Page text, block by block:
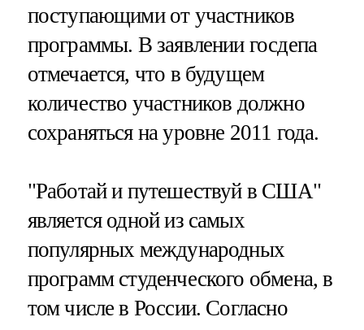
поступающими от участников
программы. В заявлении госдепа
отмечается, что в будущем
количество участников должно
сохраняться на уровне 2011 года.
"Работай и путешествуй в США"
является одной из самых
популярных международных
программ студенческого обмена, в
том числе в России. Согласно